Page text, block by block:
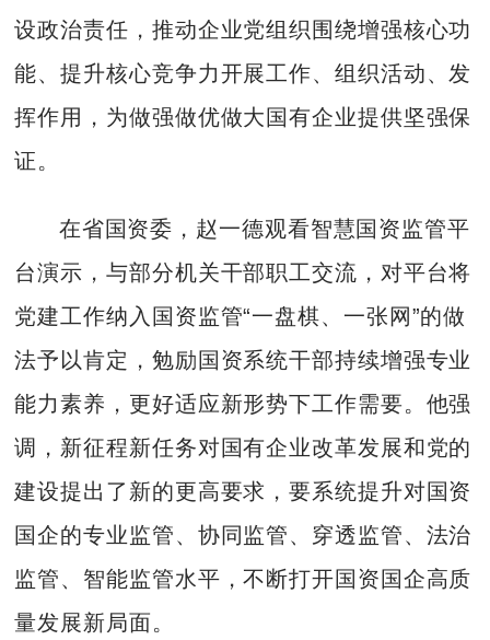
设政治责任，推动企业党组织围绕增强核心功
能、提升核心竞争力开展工作、组织活动、发
挥作用，为做强做优做大国有企业提供坚强保
证。
在省国资委，赵一德观看智慧国资监管平
台演示，与部分机关干部职工交流，对平台将
党建工作纳入国资监管“一盘棋、一张网”的做
法予以肯定，勉励国资系统干部持续增强专业
能力素养，更好适应新形势下工作需要。他强
调，新征程新任务对国有企业改革发展和党的
建设提出了新的更高要求，要系统提升对国资
国企的专业监管、协同监管、穿透监管、法治
监管、智能监管水平，不断打开国资国企高质
量发展新局面。